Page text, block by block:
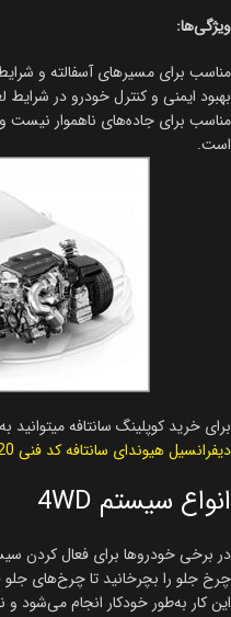
ویژگی‌ها:
مناسب برای مسیرهای آسفالته و
بهبود ایمنی و کنترل خودرو در شرایط
مناسب برای جاده‌های ناهموار نیست
است.
برای خرید کوپلینگ سانتافه
دیفرانسیل هیوندای سانتافه کد فنی 478003B520
انواع سیستم 4WD
چرخ جلو را بچرخانید تا چرخ‌های
این کار به‌طور خودکار انجام می‌شود